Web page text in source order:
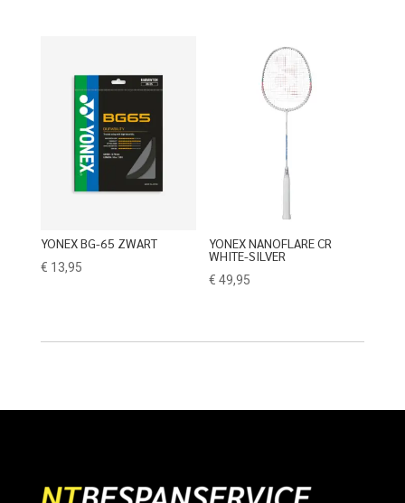
YONEX BG-65 ZWART
€ 13,95
YONEX NANOFLARE CR
WHITE-SILVER
€ 49,95